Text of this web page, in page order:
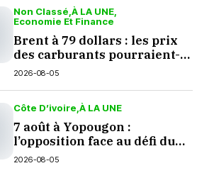
Non Classé À LA UNE
Economie Et Finance
Brent à 79 dollars : les prix
des carburants pourraient-
ils baisser en septembre ?
2026-08-05
Côte D’ivoire À LA UNE
7 août à Yopougon :
l’opposition face au défi du
dialogue
2026-08-05